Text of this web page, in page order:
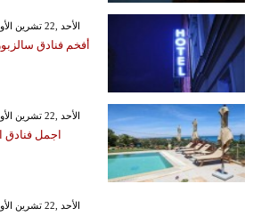
GMT 12:00 2023 الأحد ,22 تشرين الأول / أكتوبر
أفخم فنادق
GMT 11:56 2023 الأحد ,22 تشرين الأول / أكتوبر
اجمل فنادق
GMT 11:54 2023 الأحد ,22 تشرين الأول / أكتوبر